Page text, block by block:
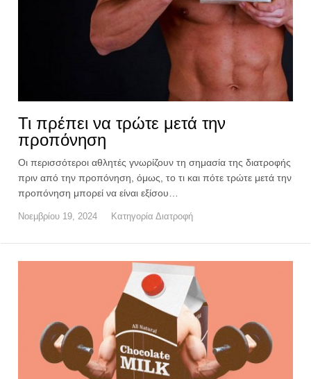
Τι πρέπει να τρώτε μετά την
προπόνηση
Οι περισσότεροι αθλητές γνωρίζουν τη σημασία της διατροφής
πριν από την προπόνηση, όμως, το τι και πότε τρώτε μετά την
προπόνηση μπορεί να είναι εξίσου…
Νοεμβρίου 19, 2024 Κατηγορία Διατροφή